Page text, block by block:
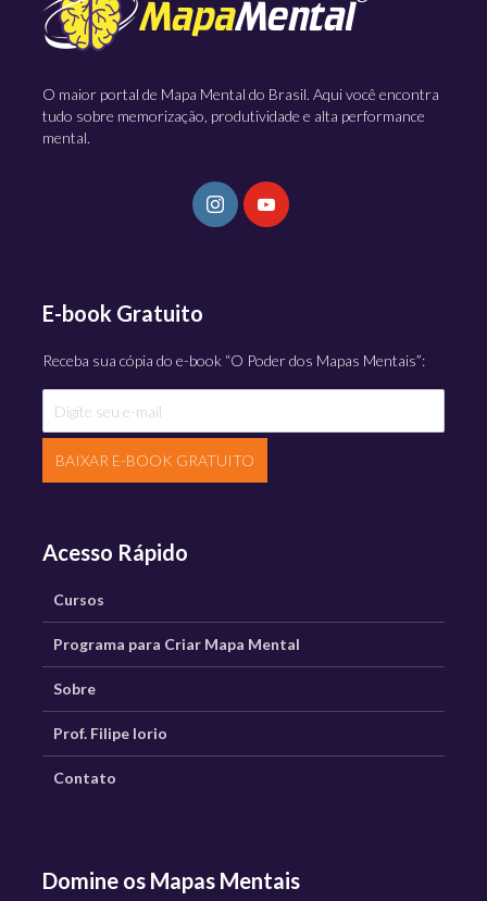
O maior portal de Mapa Mental do Brasil. Aqui você encontra
tudo sobre memorização, produtividade e alta performance
mental.
E-book Gratuito
Receba sua cópia do e-book “O Poder dos Mapas Mentais”:
BAIXAR E-BOOK GRATUITO
Acesso Rápido
Cursos
Programa para Criar Mapa Mental
Sobre
Prof. Filipe Iorio
Contato
Domine os Mapas Mentais